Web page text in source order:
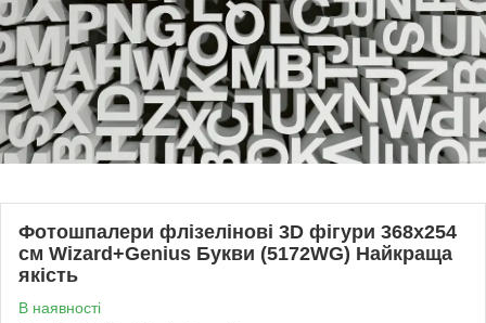
Фотошпалери флізелінові 3D фігури 368х254
см Wizard+Genius Букви (5172WG) Найкраща
якість
В наявності